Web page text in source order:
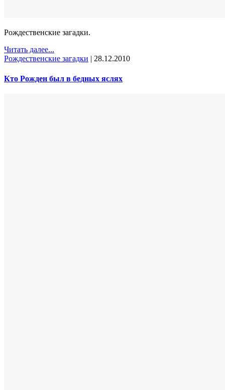
Рождественские загадки.
Читать далее...
Рождественские загадки | 28.12.2010
Кто Рожден был в бедных яслях